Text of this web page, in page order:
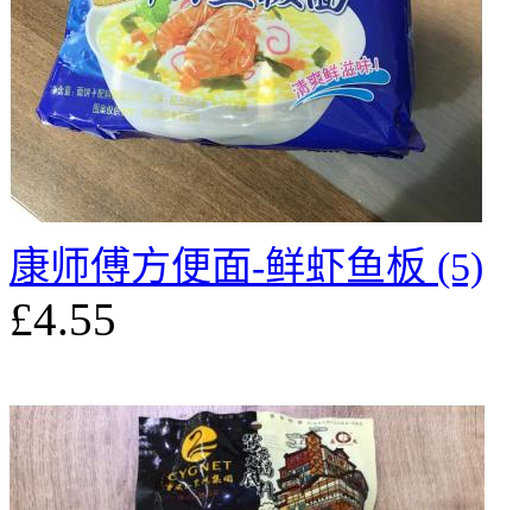
康师傅方便面-鲜虾鱼板 (5)
£4.55